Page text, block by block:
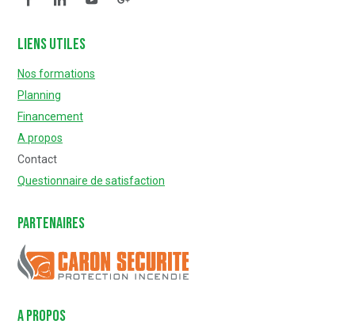
FacebookLinkedinYouTube
Liens utiles
Nos formations
Planning
Financement
A propos
Contact
Questionnaire de satisfaction
Partenaires
Caron Sécurité
A PROPOS